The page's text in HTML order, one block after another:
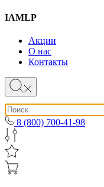
IAMLP
Акции
О нас
Контакты
8 (800) 700-41-98